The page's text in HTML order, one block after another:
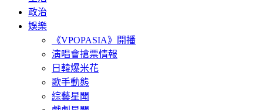
政治
娛樂
《VPOPASIA》開播
演唱會搶票情報
日韓爆米花
歌手動態
綜藝星聞